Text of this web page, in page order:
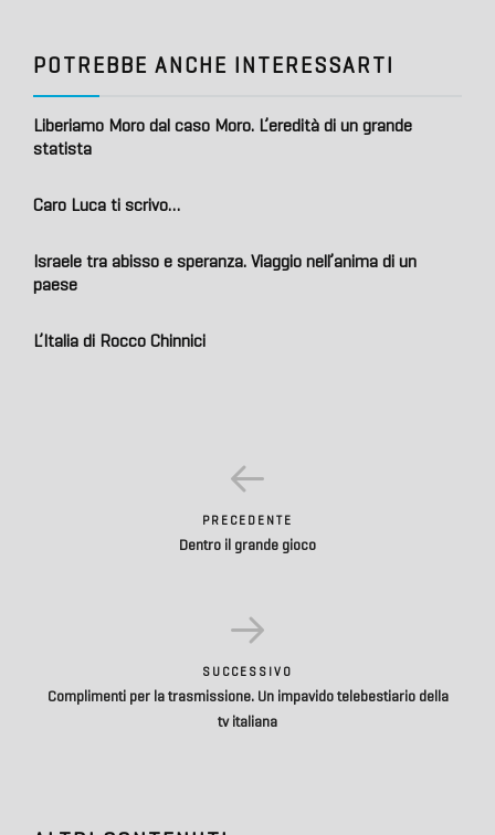
POTREBBE ANCHE INTERESSARTI
Liberiamo Moro dal caso Moro. L’eredità di un grande
statista
Caro Luca ti scrivo…
Israele tra abisso e speranza. Viaggio nell’anima di un
paese
L’Italia di Rocco Chinnici
PRECEDENTE
Dentro il grande gioco
SUCCESSIVO
Complimenti per la trasmissione. Un impavido telebestiario della
tv italiana